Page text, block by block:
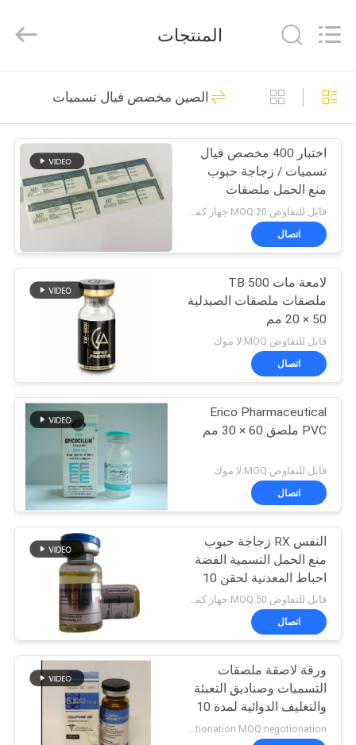
مسكن
منتجات
معلومات
جولة
المعمل
مراقبة
الجودة
أخبار
حالات
خريطة
الموقع
PRIVACY
POLICY
Reserved.
زجاج فيال تسميات
335
ملصقات القوارير
256
10 مل فيال التسميات
139
مخصص فيال تسميات
111
المنتجات
الصين مخصص فيال تسميات
اختبار 400 مخصص فيال
تسميات / زجاجة حبوب
منع الحمل ملصقات
الطباعة الدوائية
قابل للتفاوض MOQ:20 جهاز كمبيوتر شخصى / الاسم
اتصال
لامعة مات TB 500
ملصقات ملصقات الصيدلية
50 × 20 مم
قابل للتفاوض MOQ:لا موك
اتصال
Erico Pharmaceutical
PVC ملصق 60 × 30 مم
قابل للتفاوض MOQ:لا موك
اتصال
النفس RX زجاجة حبوب
منع الحمل التسمية الفضة
احباط المعدنية لحقن 10
مل قوارير
قابل للتفاوض MOQ:50 جهاز كمبيوتر شخصى / الاسم
اتصال
ورقة لاصقة ملصقات
التسميات وصناديق التعبئة
والتغليف الدوائية لمدة 10
مل فيال
negotionation MOQ:negotionation